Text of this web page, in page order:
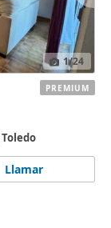
1/24
Toledo
Llamar
PREMIUM